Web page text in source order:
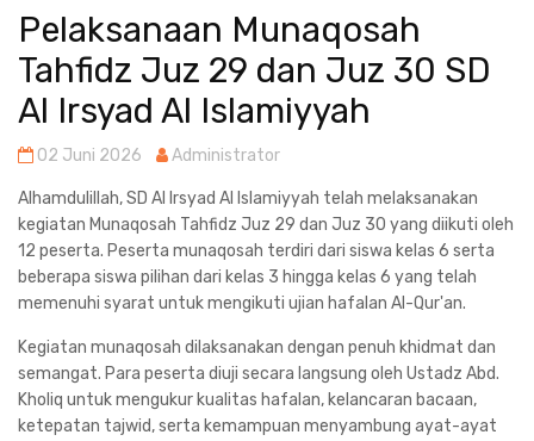
Pelaksanaan Munaqosah
Tahfidz Juz 29 dan Juz 30 SD
Al Irsyad Al Islamiyyah
02 Juni 2026 Administrator
Alhamdulillah, SD Al Irsyad Al Islamiyyah telah melaksanakan
kegiatan Munaqosah Tahfidz Juz 29 dan Juz 30 yang diikuti oleh
12 peserta. Peserta munaqosah terdiri dari siswa kelas 6 serta
beberapa siswa pilihan dari kelas 3 hingga kelas 6 yang telah
memenuhi syarat untuk mengikuti ujian hafalan Al-Qur'an.
Kegiatan munaqosah dilaksanakan dengan penuh khidmat dan
semangat. Para peserta diuji secara langsung oleh Ustadz Abd.
Kholiq untuk mengukur kualitas hafalan, kelancaran bacaan,
ketepatan tajwid, serta kemampuan menyambung ayat-ayat